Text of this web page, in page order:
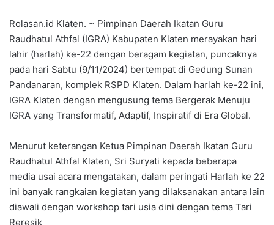
Rolasan.id Klaten. ~ Pimpinan Daerah Ikatan Guru
Raudhatul Athfal (IGRA) Kabupaten Klaten merayakan hari
lahir (harlah) ke-22 dengan beragam kegiatan, puncaknya
pada hari Sabtu (9/11/2024) bertempat di Gedung Sunan
Pandanaran, komplek RSPD Klaten. Dalam harlah ke-22 ini,
IGRA Klaten dengan mengusung tema Bergerak Menuju
IGRA yang Transformatif, Adaptif, Inspiratif di Era Global.
Menurut keterangan Ketua Pimpinan Daerah Ikatan Guru
Raudhatul Athfal Klaten, Sri Suryati kepada beberapa
media usai acara mengatakan, dalam peringati Harlah ke 22
ini banyak rangkaian kegiatan yang dilaksanakan antara lain
diawali dengan workshop tari usia dini dengan tema Tari
Reresik